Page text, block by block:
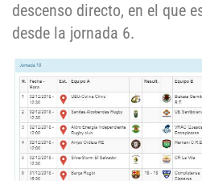
descenso directo, en el que
desde la jornada 6.